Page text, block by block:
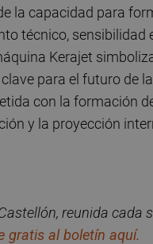
la capacidad para
técnico,
Kerajet
para el futuro de
con la formación
y la proyección
reunida cada
gratis alboletín aquí.